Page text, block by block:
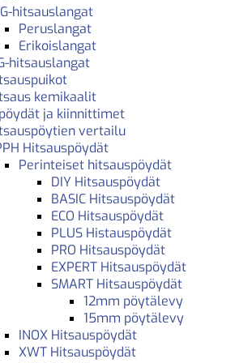
hitsauslangat
Peruslangat
Erikoislangat
hitsauslangat
kemikaalit
ja kiinnittimet
vertailu
Hitsauspöydät
Perinteiset hitsauspöydät
DIY Hitsauspöydät
BASIC Hitsauspöydät
ECO Hitsauspöydät
PLUS Histauspöydät
PRO Hitsauspöydät
EXPERT Hitsauspöydät
SMART Hitsauspöydät
12mm pöytälevy
15mm pöytälevy
INOX Hitsauspöydät
XWT Hitsauspöydät